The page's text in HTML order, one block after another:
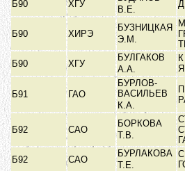
Б90
ХГУ
В.Е.
Б90 ХИРЭ
БУЗНИЦКАЯ
Э.М.
Б90
ХГУ
БУЛГАКОВ
А.А.
Б91 ГАО
БУРЛОВ-
ВАСИЛЬЕВ
К.А.
Б92 САО
БОРКОВА
Т.В.
Б92
САО
БУРЛАКОВА
Т.Е.